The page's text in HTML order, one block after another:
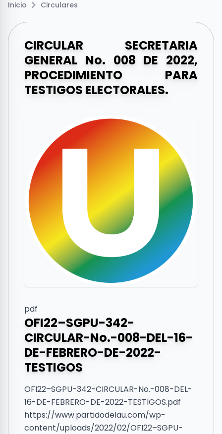
Inicio Circulares
CIRCULAR SECRETARIA
GENERAL No. 008 DE 2022,
PROCEDIMIENTO PARA
TESTIGOS ELECTORALES.
pdf
OFI22–SGPU-342-
CIRCULAR-No.-008-DEL-16-
DE-FEBRERO-DE-2022-
TESTIGOS
OFI22–SGPU-342-CIRCULAR-No.-008-DEL-
16-DE-FEBRERO-DE-2022-TESTIGOS.pdf
https://www.partidodelau.com/wp-
content/uploads/2022/02/OFI22–SGPU-